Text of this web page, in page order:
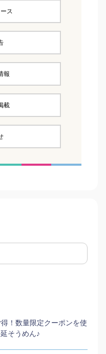
ス
報
載
！数量限定クーポンを使
そうめん♪